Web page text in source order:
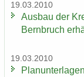
19.03.2010
Aus­bau der
Bern­bruch
19.03.2010